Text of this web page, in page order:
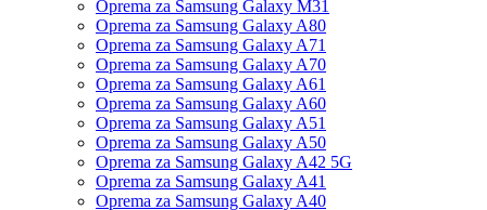
Oprema za Samsung Galaxy M31
Oprema za Samsung Galaxy A80
Oprema za Samsung Galaxy A71
Oprema za Samsung Galaxy A70
Oprema za Samsung Galaxy A61
Oprema za Samsung Galaxy A60
Oprema za Samsung Galaxy A51
Oprema za Samsung Galaxy A50
Oprema za Samsung Galaxy A42 5G
Oprema za Samsung Galaxy A41
Oprema za Samsung Galaxy A40